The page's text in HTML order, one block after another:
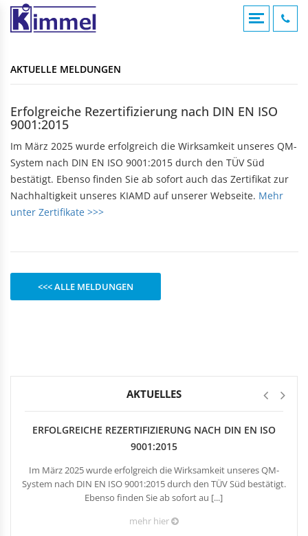
Übersicht
Anwendungsgebiete
Nomenklatur
Bearbeitungshinweise
Lohnarbeiten
KIAMID
zu den Produkten
SEBAMID
zu den Produkten
Übersicht
BADEWANNEN
Eckbadewannen
Rechteckwannen
Sechseckwannen
Achteckwannen
Rund- und Ovalwannen
Babywannen
DUSCHWANNEN
Übersicht
MASCHINENTECHNIK
Maschinen
KLAPPBECHER
Historie
ARTIKEL A BIS Z
299 kleine Helfer
Kabelklemmbügel
AKTUELLE MELDUNGEN
KONTAKTFOMULAR
DATENSCHUTZ
AKTUELLE MELDUNGEN
Erfolgreiche Rezertifizierung nach DIN EN ISO
9001:2015
Im März 2025 wurde erfolgreich die Wirksamkeit unseres QM-
System nach DIN EN ISO 9001:2015 durch den TÜV Süd
bestätigt. Ebenso finden Sie ab sofort auch das Zertifikat zur
Nachhaltigkeit unseres KIAMD auf unserer Webseite. Mehr
unter Zertifikate >>>
<<< ALLE MELDUNGEN
AKTUELLES
ERFOLGREICHE REZERTIFIZIERUNG NACH DIN EN ISO
9001:2015
Im März 2025 wurde erfolgreich die Wirksamkeit unseres QM-
System nach DIN EN ISO 9001:2015 durch den TÜV Süd bestätigt.
Ebenso finden Sie ab sofort au [...]
mehr hier